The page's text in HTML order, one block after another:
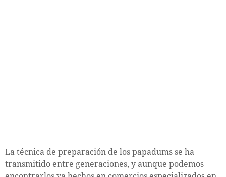
La técnica de preparación de los papadums se ha
transmitido entre generaciones, y aunque podemos